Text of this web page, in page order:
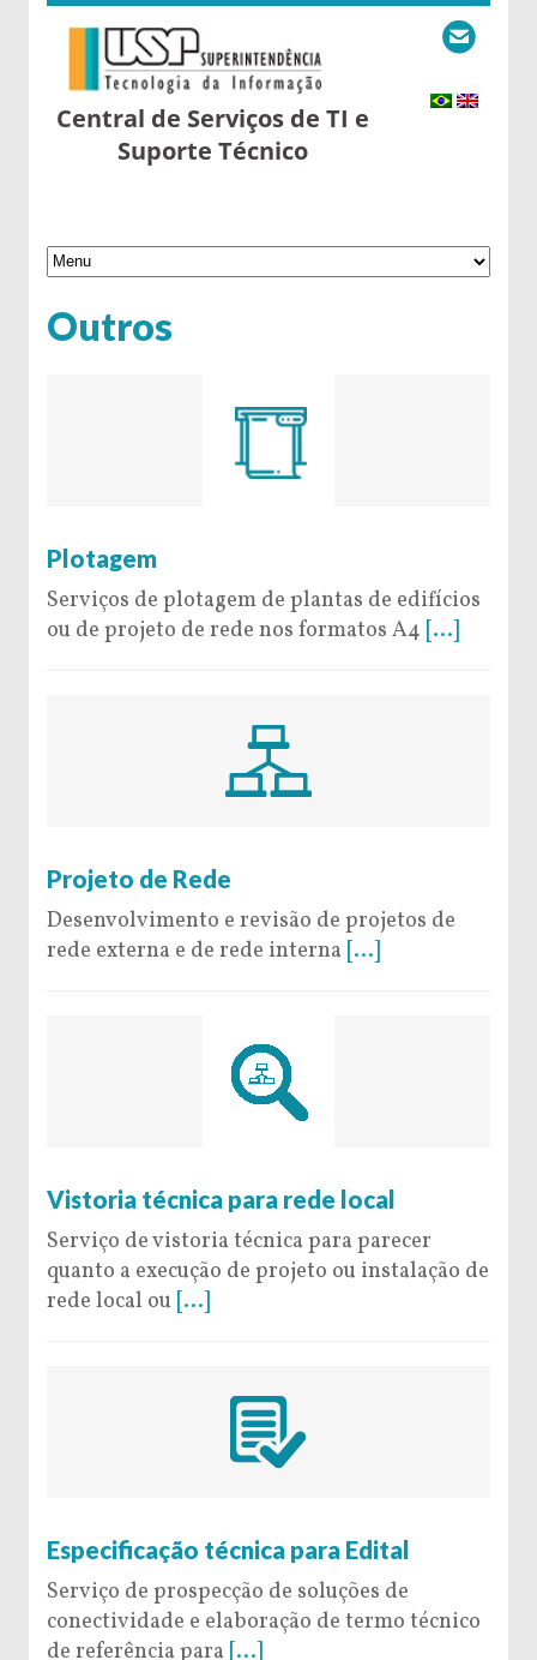
Central de Serviços de TI e
Suporte Técnico
Outros
Plotagem
Serviços de plotagem de plantas de edifícios
ou de projeto de rede nos formatos A4 [...]
Projeto de Rede
Desenvolvimento e revisão de projetos de
rede externa e de rede interna [...]
Vistoria técnica para rede local
Serviço de vistoria técnica para parecer
quanto a execução de projeto ou instalação de
rede local ou [...]
Especificação técnica para Edital
Serviço de prospecção de soluções de
conectividade e elaboração de termo técnico
de referência para [...]